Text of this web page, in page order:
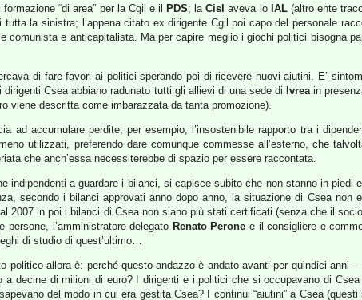
“di area” per la Cgil e il PDS; laCisl aveva lo IAL(altro ente
la sinistra; l’appena citato ex dirigente Cgil poi capo del personale
e anticapitalista. Ma per capire meglio i giochi politici bisogna
di fare favori ai politici sperando poi di ricevere nuovi aiutini. E’
Csea abbiano radunato tutti gli allievi di una sede di Ivreain
viene descritta come imbarazzata da tanta promozione).
ad accumulare perdite; per esempio, l’insostenibile rapporto tra i
utilizzati, preferendo dare comunque commesse all’esterno, che
che anch’essa necessiterebbe di spazio per essere raccontata.
indipendenti a guardare i bilanci, si capisce subito che non stanno in piedi
secondo i bilanci approvati anno dopo anno, la situazione di Csea non
2007 in poi i bilanci di Csea non siano più stati certificati (senza che il
persone, l’amministratore delegato Renato Perone e il consigliere e
di studio di quest’ultimo…
allora è: perché questo andazzo è andato avanti per quindici anni –
decine di milioni di euro? I dirigenti e i politici che si occupavano di
del modo in cui era gestita Csea? I continui “aiutini” a Csea